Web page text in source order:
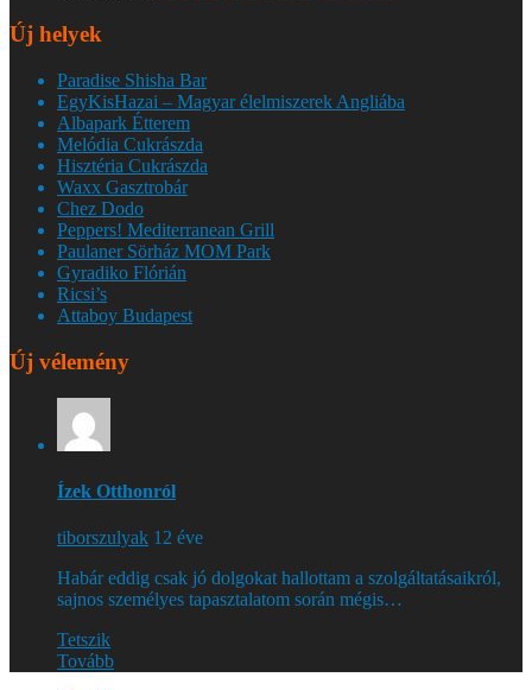
Új helyek
Paradise Shisha Bar
EgyKisHazai – Magyar élelmiszerek Angliába
Albapark Étterem
Melódia Cukrászda
Hisztéria Cukrászda
Waxx Gasztrobár
Chez Dodo
Peppers! Mediterranean Grill
Paulaner Sörház MOM Park
Gyradiko Flórián
Ricsi’s
Attaboy Budapest
Új vélemény
Ízek Otthonról
tiborszulyak 12 éve
Habár eddig csak jó dolgokat hallottam a szolgáltatásaikról,
sajnos személyes tapasztalatom során mégis…
Tetszik
Tovább